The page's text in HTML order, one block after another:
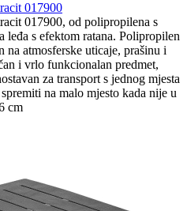
017900
017900, od polipropilena s
leđa s efektom ratana. Polipropilen
atmosferske uticaje, prašinu i
i vrlo funkcionalan predmet,
za transport s jednog mjesta
na malo mjesto kada nije u
cm